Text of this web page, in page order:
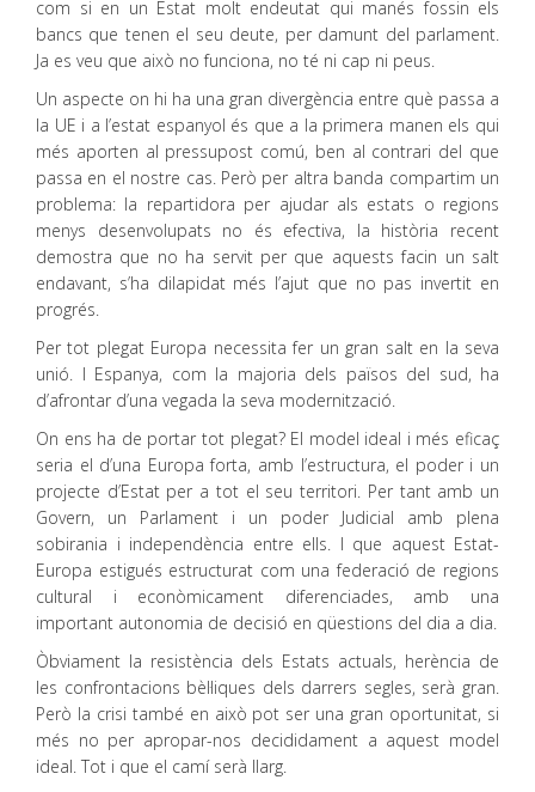
com si en un Estat molt endeutat qui manés fossin els
bancs que tenen el seu deute, per damunt del parlament.
Ja es veu que això no funciona, no té ni cap ni peus.
Un aspecte on hi ha una gran divergència entre què passa a
la UE i a l’estat espanyol és que a la primera manen els qui
més aporten al pressupost comú, ben al contrari del que
passa en el nostre cas. Però per altra banda compartim un
problema: la repartidora per ajudar als estats o regions
menys desenvolupats no és efectiva, la història recent
demostra que no ha servit per que aquests facin un salt
endavant, s’ha dilapidat més l’ajut que no pas invertit en
progrés.
Per tot plegat Europa necessita fer un gran salt en la seva
unió. I Espanya, com la majoria dels països del sud, ha
d’afrontar d’una vegada la seva modernització.
On ens ha de portar tot plegat? El model ideal i més eficaç
seria el d’una Europa forta, amb l’estructura, el poder i un
projecte d’Estat per a tot el seu territori. Per tant amb un
Govern, un Parlament i un poder Judicial amb plena
sobirania i independència entre ells. I que aquest Estat-
Europa estigués estructurat com una federació de regions
cultural i econòmicament diferenciades, amb una
important autonomia de decisió en qüestions del dia a dia.
Òbviament la resistència dels Estats actuals, herència de
les confrontacions bèl·liques dels darrers segles, serà gran.
Però la crisi també en això pot ser una gran oportunitat, si
més no per apropar-nos decididament a aquest model
ideal. Tot i que el camí serà llarg.